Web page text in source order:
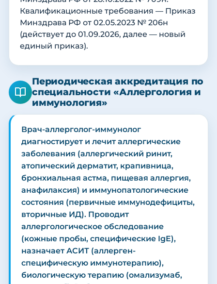
Квалификационные требования — Приказ
Минздрава РФ от 02.05.2023 № 206н
(действует до 01.09.2026, далее — новый
единый приказ).
Периодическая аккредитация по
специальности «Аллергология и
иммунология»
Врач-аллерголог-иммунолог
диагностирует и лечит аллергические
заболевания (аллергический ринит,
атопический дерматит, крапивница,
бронхиальная астма, пищевая аллергия,
анафилаксия) и иммунопатологические
состояния (первичные иммунодефициты,
вторичные ИД). Проводит
аллергологическое обследование
(кожные пробы, специфические IgE),
назначает АСИТ (аллерген-
специфическую иммунотерапию),
биологическую терапию (омализумаб,